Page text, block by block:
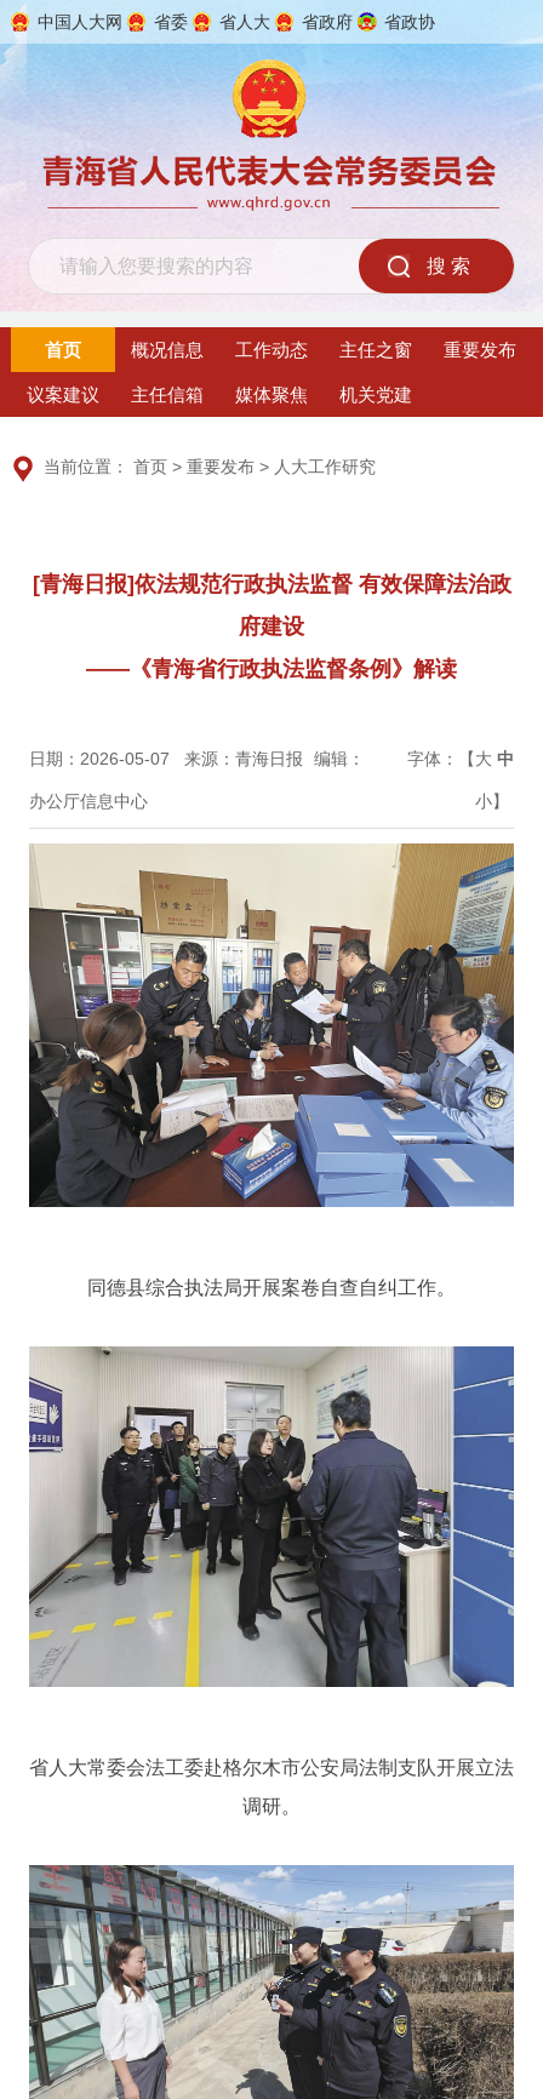
中国人大网 省委 省人大 省政府 省政协
首页 概况信息 工作动态 主任之窗 重要发布
议案建议 主任信箱 媒体聚焦 机关党建
当前位置：首页 >重要发布 > 人大工作研究
[青海日报]依法规范行政执法监督 有效保障法治政
府建设
——《青海省行政执法监督条例》解读
日期：2026-05-07 来源：青海日报 编辑：
办公厅信息中心
字体：【大 中
小】
同德县综合执法局开展案卷自查自纠工作。
省人大常委会法工委赴格尔木市公安局法制支队开展立法
调研。